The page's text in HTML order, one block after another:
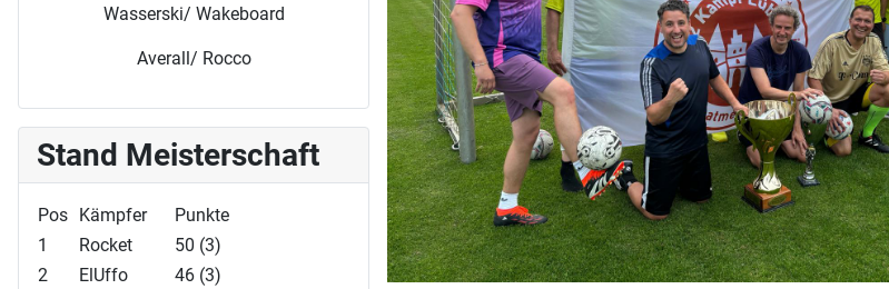
Wasserski/ Wakeboard
Averall/ Rocco
Stand Meisterschaft
Pos Kämpfer
Punkte
1
Rocket
50 (3)
2
ElUffo
46 (3)